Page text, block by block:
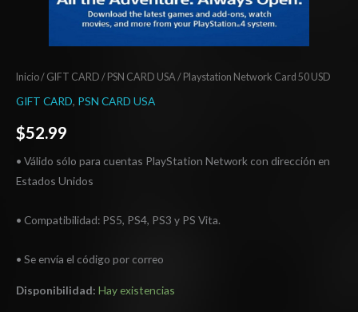
Inicio/ GIFT CARD / PSN CARD USA / Playstation Network Card 50 USD
GIFT CARD, PSN CARD USA
$52.99
• Válido sólo para cuentas PlayStation Network con dirección en
Estados Unidos
• Compatibilidad: PS5, PS4, PS3 y PS Vita.
• Se envía el código por correo
Disponibilidad: Hay existencias